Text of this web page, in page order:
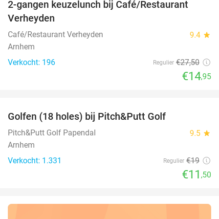
2-gangen keuzelunch bij Café/Restaurant
Verheyden
Café/Restaurant Verheyden 9.4 star
Arnhem
Verkocht: 196
Regulier €27,50
€14,95
Golfen (18 holes) bij Pitch&Putt Golf
Pitch&Putt Golf Papendal 9.5 star
Arnhem
Verkocht: 1.331
Regulier €19
€11 ,50